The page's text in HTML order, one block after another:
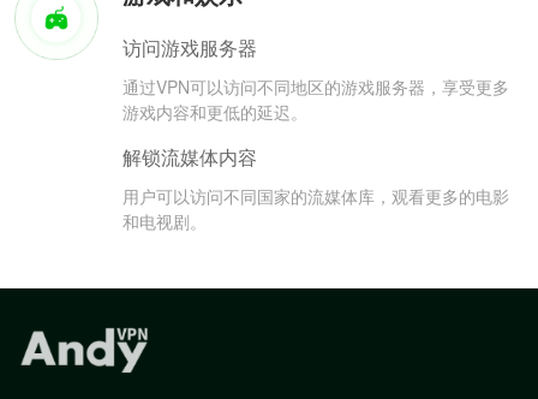
访问游戏服务器
通过VPN可以访问不同地区的游戏服务器，享受更多
游戏内容和更低的延迟。
解锁流媒体内容
用户可以访问不同国家的流媒体库，观看更多的电影
和电视剧。